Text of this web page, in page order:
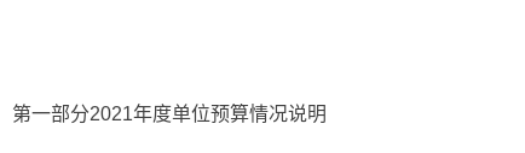
第一部分2021年度单位预算情况说明